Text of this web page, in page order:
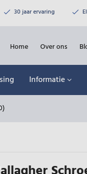
30 jaar ervaring
Home Over ons
Informatie